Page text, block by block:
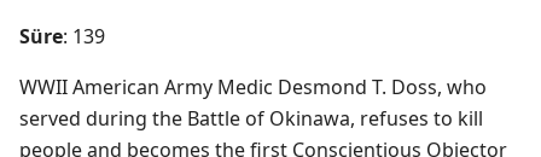
Süre: 139
WWII American Army Medic Desmond T. Doss, who
served during the Battle of Okinawa, refuses to kill
people and becomes the first Conscientious Objector